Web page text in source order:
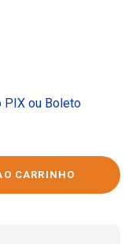
PIX ou Boleto